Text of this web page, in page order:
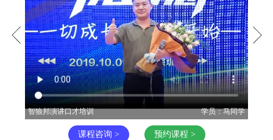
智狼邦演讲口才培训 学员：马同学
课程咨询 > 预约课程 >